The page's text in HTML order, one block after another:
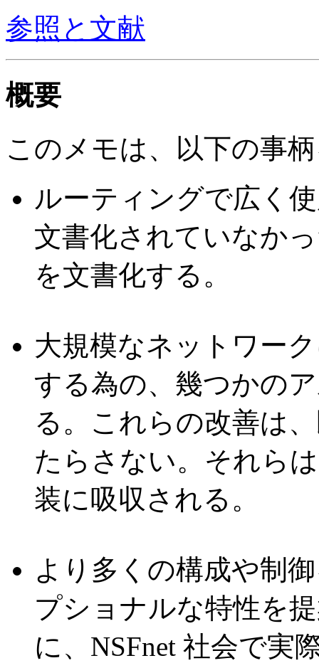
参照と文献
概要
このメモは、以下の事
ルーティングで広く
文書化されていなか
を文書化する。
大規模なネットワー
する為の、幾つかの
る。これらの改善は
たらさない。それら
装に吸収される。
より多くの構成や制
プショナルな特性を
に、NSFnet 社会で実